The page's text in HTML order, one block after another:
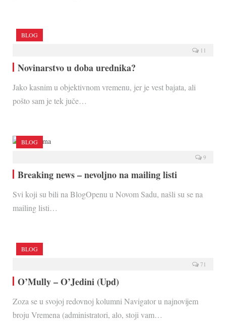
BLOG
11
Novinarstvo u doba urednika?
Jako kasnim u objektivnom vremenu, jer je vest bajata, ali
pošto sam je tek juče…
BLOG
9
Breaking news – nevoljno na mailing listi
Svi koji su bili na BlogOpenu u Novom Sadu, našli su se na
mailing listi…
BLOG
71
O’Mully – O’Jedini (Upd)
Zoza se u svojoj redovnoj kolumni Navigator u najnovijem
broju Vremena (administratori, alo, stoji vam…